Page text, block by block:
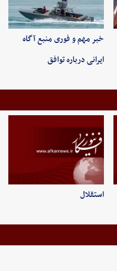
خبر مهم و فوری منبع آگاه
ایرانی درباره توافق
استقلال